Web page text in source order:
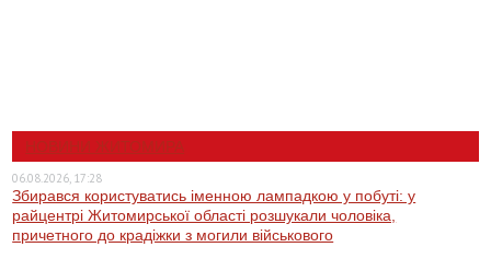
НОВИНИ ЖИТОМИРА
06.08.2026, 17:28
Збирався користуватись іменною лампадкою у побуті: у
райцентрі Житомирської області розшукали чоловіка,
причетного до крадіжки з могили військового